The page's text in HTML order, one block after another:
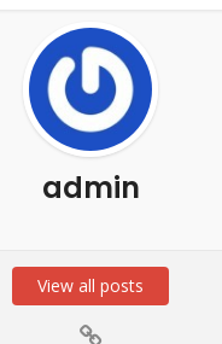
admin
View all posts